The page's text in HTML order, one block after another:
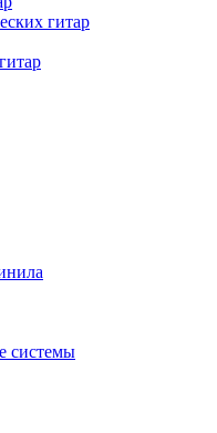
гитар
системы